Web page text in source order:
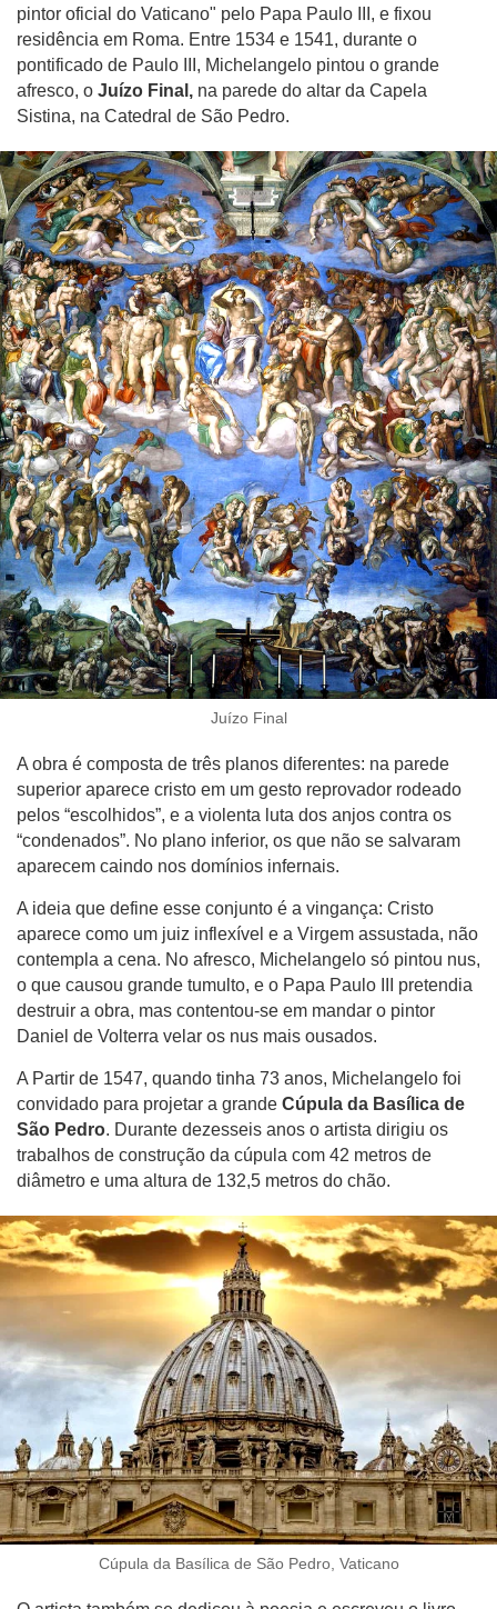
pintor oficial do Vaticano" pelo Papa Paulo III, e fixou
residência em Roma. Entre 1534 e 1541, durante o
pontificado de Paulo III, Michelangelo pintou o grande
afresco, o Juízo Final, na parede do altar da Capela
Sistina, na Catedral de São Pedro.
Juízo Final
A obra é composta de três planos diferentes: na parede
superior aparece cristo em um gesto reprovador rodeado
pelos “escolhidos”, e a violenta luta dos anjos contra os
“condenados”. No plano inferior, os que não se salvaram
aparecem caindo nos domínios infernais.
A ideia que define esse conjunto é a vingança: Cristo
aparece como um juiz inflexível e a Virgem assustada, não
contempla a cena. No afresco, Michelangelo só pintou nus,
o que causou grande tumulto, e o Papa Paulo III pretendia
destruir a obra, mas contentou-se em mandar o pintor
Daniel de Volterra velar os nus mais ousados.
A Partir de 1547, quando tinha 73 anos, Michelangelo foi
convidado para projetar a grande Cúpula da Basílica de
São Pedro. Durante dezesseis anos o artista dirigiu os
trabalhos de construção da cúpula com 42 metros de
diâmetro e uma altura de 132,5 metros do chão.
Cúpula da Basílica de São Pedro, Vaticano